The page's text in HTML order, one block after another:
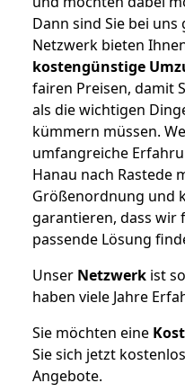
Dann sind Sie bei
Netzwerk bieten
kostengünstige
fairen Preisen, damit
als die wichtigen
kümmern müssen.
umfangreiche
Hanau nach Rastede
Größenordnung und
garantieren, dass wir
passende Lösung
Unser Netzwerk ist
haben viele Jahre
Sie möchten eine
Sie sich jetzt
Angebote.